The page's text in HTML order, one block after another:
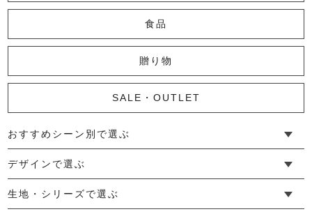
まほろばポーチ
2,420円 (税込)
└ その他小物
└ タオル・ハンカチ
└ ポーチ
└ インテリア
食品
贈り物
SALE・OUTLET
おすすめシーン別で選ぶ
└ 新生活
└ 和装
└ 旅行
└ 快眠
└ お祝い
デザインで選ぶ
└ ゆったりデザイン
└ 小柄さんにおすすめデザイン
└ 袖付きデザイン
└ メンズ・ユニセックスデザイン
└ 暮らしの黒色特集
生地・シリーズで選ぶ